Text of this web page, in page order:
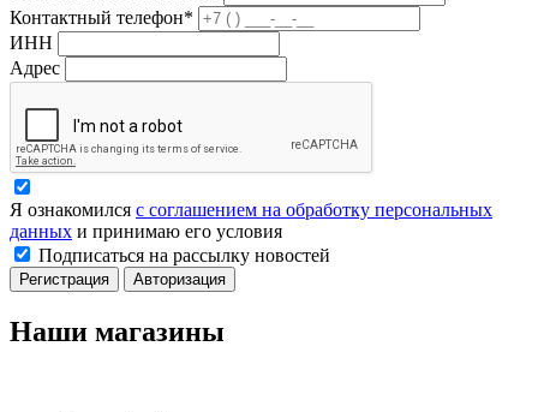
Контактный телефон*
ИНН
Адрес
Я ознакомился с соглашением на обработку персональных
данных и принимаю его условия
Подписаться на рассылку новостей
Регистрация Авторизация
Наши магазины